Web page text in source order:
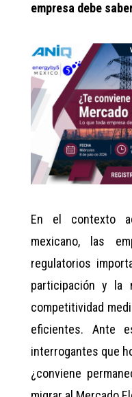
empresa debe
En el contexto
mexicano, las
regulatorios
participación y la
competitividad
eficientes. Ante
interrogantes que
¿conviene